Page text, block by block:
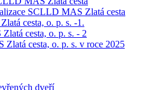
SCLLD MAS Zlatá cesta
cesta, o. p. s. -1.
cesta, o. p. s. - 2
Zlatá cesta, o. p. s. v roce 2025
dveří